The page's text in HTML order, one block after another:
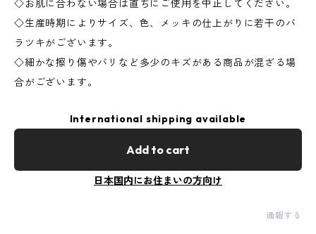
◇お肌に合わない場合は直ちにご使用を中止してください。
◇生産時期によりサイズ、色、メッキの仕上がりに若干のバ
ラツキがございます。
◇細かな擦り傷やバリなど多少のキズがある商品が混ざる場
合がございます。
International shipping available
Add to cart
日本国内にお住まいの方向け
通報する